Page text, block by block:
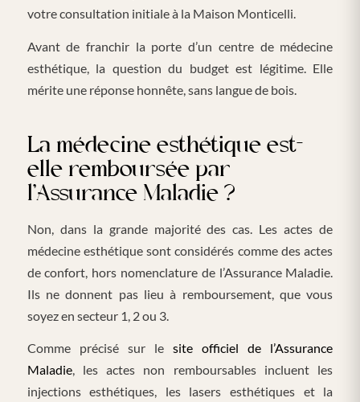
votre consultation initiale à la Maison Monticelli.
Avant de franchir la porte d’un centre de médecine
esthétique, la question du budget est légitime. Elle
mérite une réponse honnête, sans langue de bois.
La médecine esthétique est-
elle remboursée par
l’Assurance Maladie ?
Non, dans la grande majorité des cas. Les actes de
médecine esthétique sont considérés comme des actes
de confort, hors nomenclature de l’Assurance Maladie.
Ils ne donnent pas lieu à remboursement, que vous
soyez en secteur 1, 2 ou 3.
Comme précisé sur lesite officiel de l’Assurance
Maladie, les actes non remboursables incluent les
injections esthétiques, les lasers esthétiques et la